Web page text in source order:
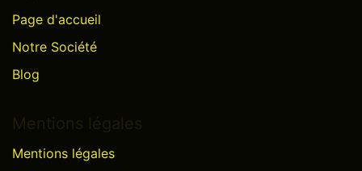
Page d'accueil
Notre Société
Blog
Mentions légales